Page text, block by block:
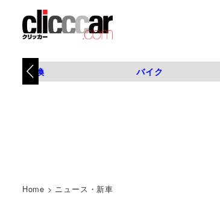
タイヤ交換 バイク
Home > ニュース・新車